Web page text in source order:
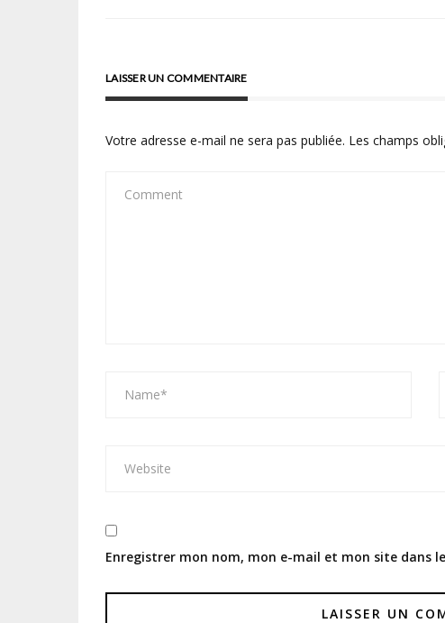
LAISSER UN COMMENTAIRE
Votre adresse e-mail ne sera pas publiée. Les champs
Enregistrer mon nom, mon e-mail et mon site dans